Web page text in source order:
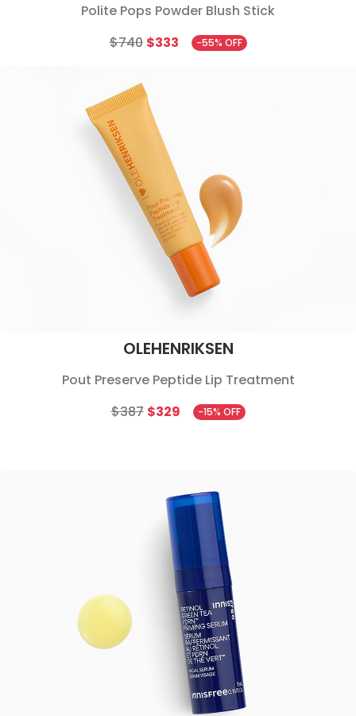
Polite Pops Powder Blush Stick
$740 $333 -55% OFF
OLEHENRIKSEN
Pout Preserve Peptide Lip Treatment
$387 $329 -15% OFF